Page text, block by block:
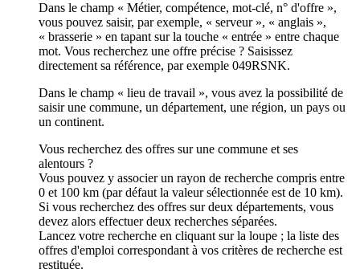
Dans le champ « Métier, compétence, mot-clé, n° d'offre »,
vous pouvez saisir, par exemple, « serveur », « anglais »,
« brasserie » en tapant sur la touche « entrée » entre chaque
mot. Vous recherchez une offre précise ? Saisissez
directement sa référence, par exemple 049RSNK.
Dans le champ « lieu de travail », vous avez la possibilité de
saisir une commune, un département, une région, un pays ou
un continent.
Vous recherchez des offres sur une commune et ses
alentours ?
Vous pouvez y associer un rayon de recherche compris entre
0 et 100 km (par défaut la valeur sélectionnée est de 10 km).
Si vous recherchez des offres sur deux départements, vous
devez alors effectuer deux recherches séparées.
Lancez votre recherche en cliquant sur la loupe ; la liste des
offres d'emploi correspondant à vos critères de recherche est
restituée.